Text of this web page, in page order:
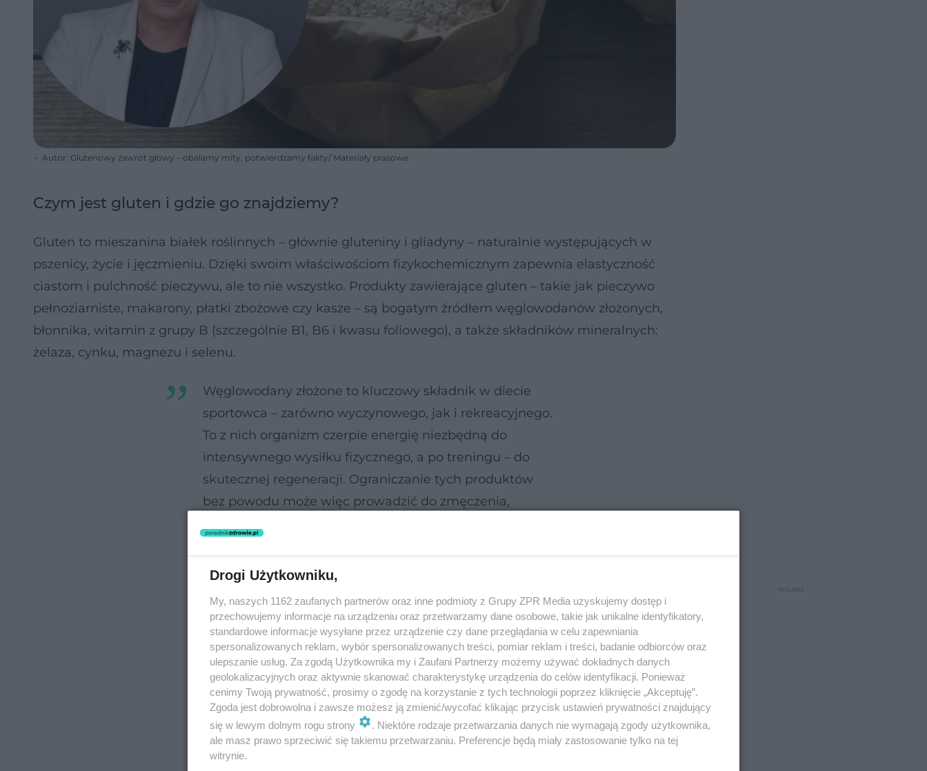
Autor: Glutenowy zawrót głowy – obalamy mity, potwierdzamy fakty/ Materiały prasowe
Czym jest gluten i gdzie go znajdziemy?
Gluten to mieszanina białek roślinnych – głównie gluteniny i gliadyny – naturalnie występujących w
pszenicy, życie i jęczmieniu. Dzięki swoim właściwościom fizykochemicznym zapewnia elastyczność
ciastom i pulchność pieczywu, ale to nie wszystko. Produkty zawierające gluten – takie jak pieczywo
pełnoziarniste, makarony, płatki zbożowe czy kasze – są bogatym źródłem węglowodanów złożonych,
błonnika, witamin z grupy B (szczególnie B1, B6 i kwasu foliowego), a także składników mineralnych:
żelaza, cynku, magnezu i selenu.
Węglowodany złożone to kluczowy składnik w diecie
sportowca – zarówno wyczynowego, jak i rekreacyjnego.
To z nich organizm czerpie energię niezbędną do
intensywnego wysiłku fizycznego, a po treningu – do
skutecznej regeneracji. Ograniczanie tych produktów
bez powodu może więc prowadzić do zmęczenia,
Drogi Użytkowniku,
My, naszych 1162 zaufanych partnerów oraz inne podmioty z Grupy ZPR Media uzyskujemy dostęp i
przechowujemy informacje na urządzeniu oraz przetwarzamy dane osobowe, takie jak unikalne identyfikatory,
standardowe informacje wysyłane przez urządzenie czy dane przeglądania w celu zapewniania
spersonalizowanych reklam, wybór spersonalizowanych treści, pomiar reklam i treści, badanie odbiorców oraz
ulepszanie usług. Za zgodą Użytkownika my i Zaufani Partnerzy możemy używać dokładnych danych
geolokalizacyjnych oraz aktywnie skanować charakterystykę urządzenia do celów identyfikacji. Ponieważ
cenimy Twoją prywatność, prosimy o zgodę na korzystanie z tych technologii poprzez kliknięcie „Akceptuję”.
Zgoda jest dobrowolna i zawsze możesz ją zmienić/wycofać klikając przycisk ustawień prywatności znajdujący
się w lewym dolnym rogu strony
. Niektóre rodzaje przetwarzania danych nie wymagają zgody użytkownika,
ale masz prawo sprzeciwić się takiemu przetwarzaniu. Preferencje będą miały zastosowanie tylko na tej
witrynie.